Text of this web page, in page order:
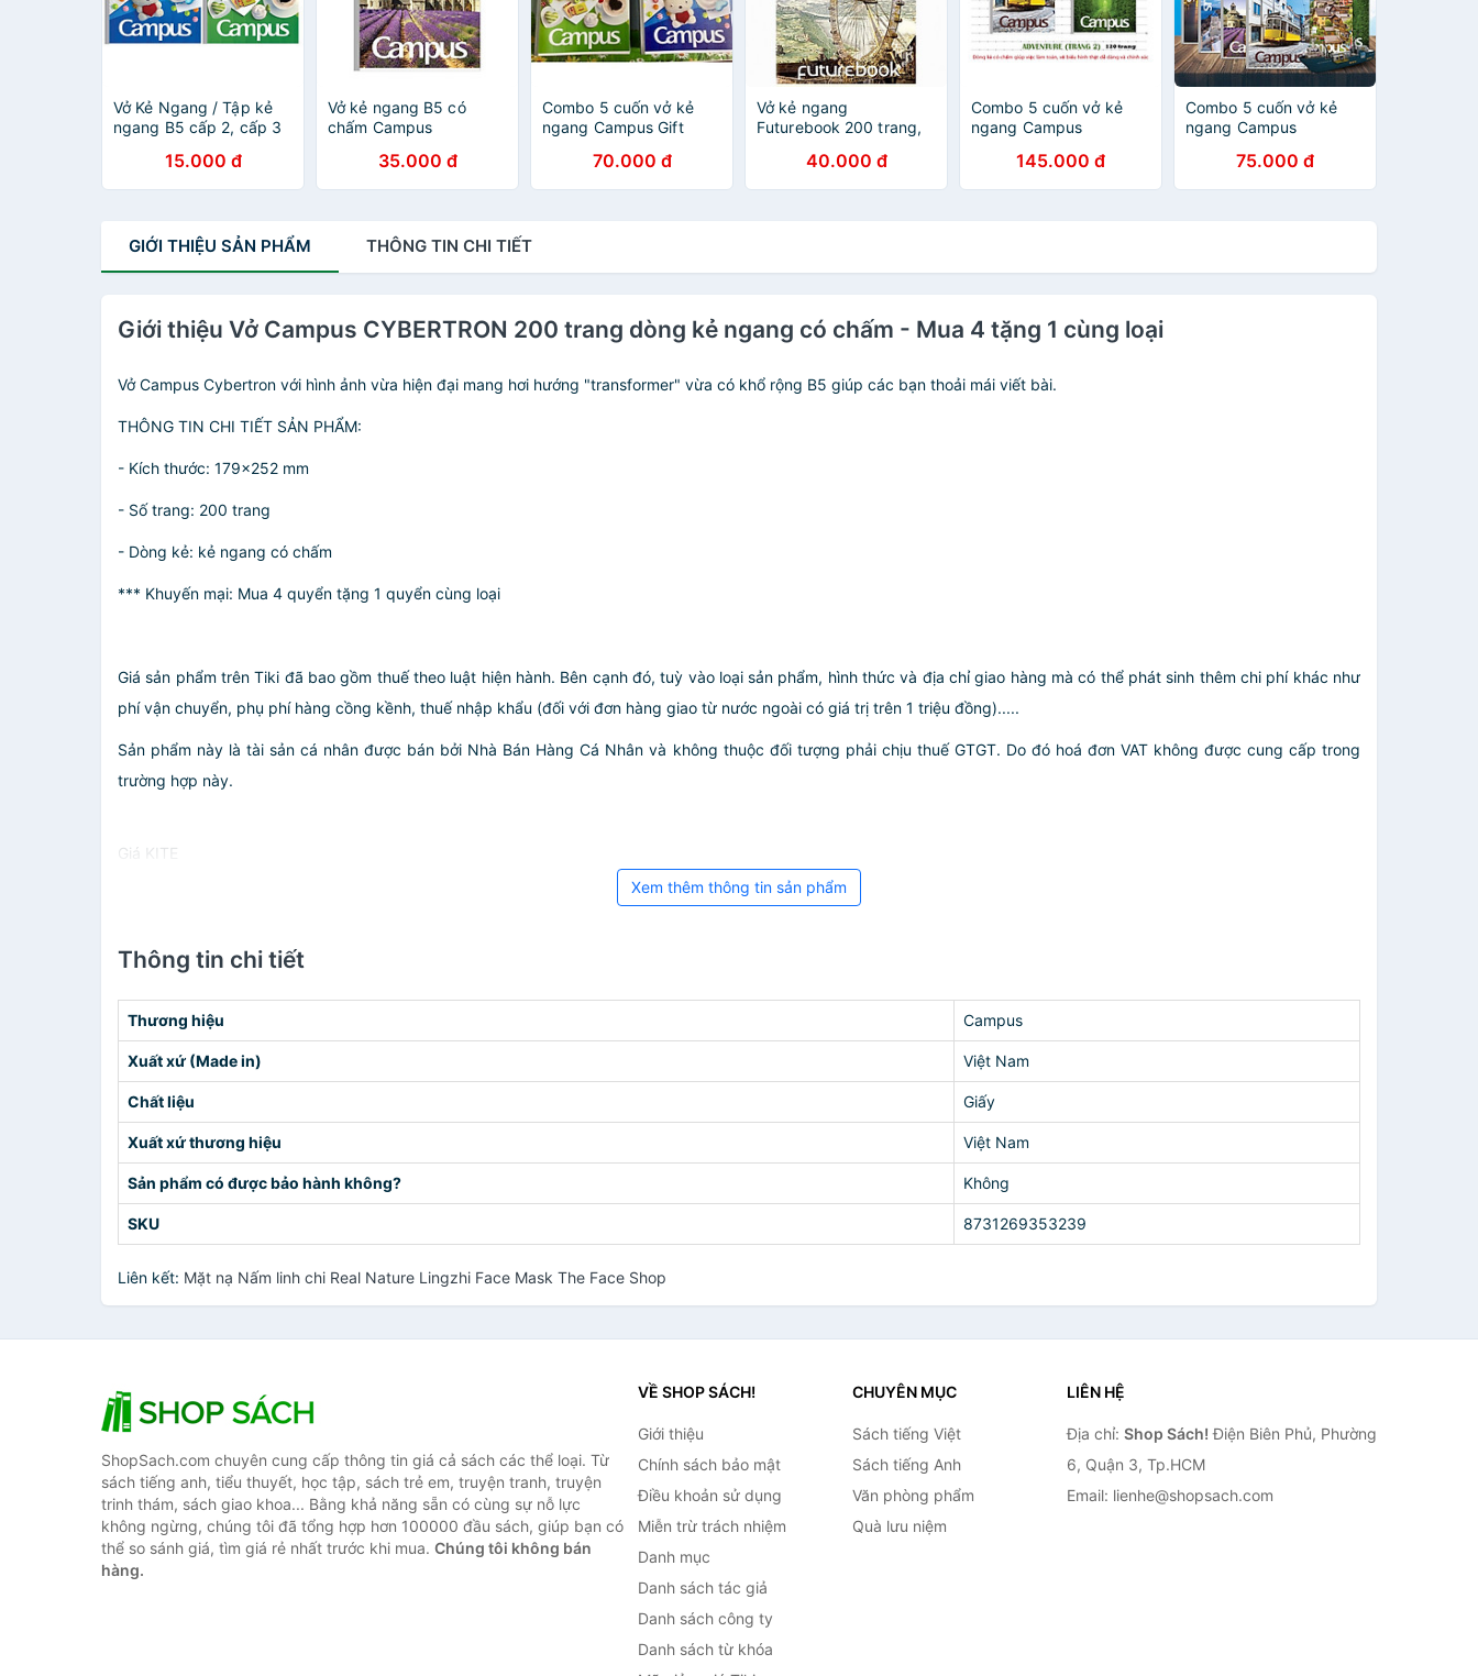
Vở Kẻ Ngang / Tập kẻ
ngang B5 cấp 2, cấp 3
Nhiều mẫu bìa
15.000 đ
Vở kẻ ngang B5 có
chấm Campus
NB-BAVT200
35.000 đ
Combo 5 cuốn vở kẻ
ngang Campus Gift
70.000 đ
Vở kẻ ngang
Futurebook 200 trang,
40.000 đ
Combo 5 cuốn vở kẻ
ngang Campus
NB-BAVT120
145.000 đ
Combo 5 cuốn vở kẻ
ngang Campus
NB-BAVT8075.000 đ
GIỚI THIỆU SẢN PHẨM THÔNG TIN CHI TIẾT
Giới thiệu Vở Campus CYBERTRON 200 trang dòng kẻ ngang có chấm - Mua 4 tặng 1 cùng loại
Vở Campus Cybertron với hình ảnh vừa hiện đại mang hơi hướng "transformer" vừa có khổ rộng B5 giúp các bạn thoải mái viết bài.
THÔNG TIN CHI TIẾT SẢN PHẨM:
- Kích thước: 179x252 mm
- Số trang: 200 trang
- Dòng kẻ: kẻ ngang có chấm
*** Khuyến mại: Mua 4 quyển tặng 1 quyển cùng loại
Giá sản phẩm trên Tiki đã bao gồm thuế theo luật hiện hành. Bên cạnh đó, tuỳ vào loại sản phẩm, hình thức và địa chỉ giao hàng mà có thể phát sinh thêm chi phí khác như
phí vận chuyển, phụ phí hàng cồng kềnh, thuế nhập khẩu (đối với đơn hàng giao từ nước ngoài có giá trị trên 1 triệu đồng).....
Sản phẩm này là tài sản cá nhân được bán bởi Nhà Bán Hàng Cá Nhân và không thuộc đối tượng phải chịu thuế GTGT. Do đó hoá đơn VAT không được cung cấp trong
trường hợp này.
Giá KITE
Xem thêm thông tin sản phẩm
Thông tin chi tiết
Thương hiệu Campus
Xuất xứ (Made in) Việt Nam
Chất liệu Giấy
Xuất xứ thương hiệu Việt Nam
Sản phẩm có được bảo hành không? Không
SKU 8731269353239
Liên kết: Mặt nạ Nấm linh chi Real Nature Lingzhi Face Mask The Face Shop
ShopSach.com chuyên cung cấp thông tin giá cả sách các thể loại. Từ
sách tiếng anh, tiểu thuyết, học tập, sách trẻ em, truyện tranh, truyện
trinh thám, sách giao khoa... Bằng khả năng sẵn có cùng sự nỗ lực
không ngừng, chúng tôi đã tổng hợp hơn 100000 đầu sách, giúp bạn có
thể so sánh giá, tìm giá rẻ nhất trước khi mua. Chúng tôi không bán
hàng.
VỀ SHOP SÁCH!
Giới thiệu
Chính sách bảo mật
Điều khoản sử dụng
Miễn trừ trách nhiệm
Danh mục
Danh sách tác giả
Danh sách công ty
Danh sách từ khóa
CHUYÊN MỤC
Sách tiếng Việt
Sách tiếng Anh
Văn phòng phẩm
Quà lưu niệm
LIÊN HỆ
Địa chỉ: Shop Sách! Điện Biên Phủ, Phường
6, Quận 3, Tp.HCM
Email: lienhe@shopsach.com